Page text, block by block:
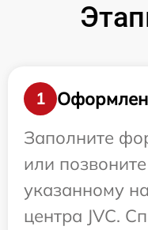
1
Заполните
или
указанному
центра JVC.